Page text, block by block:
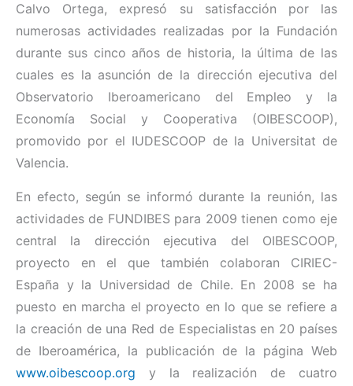
Calvo Ortega, expresó su satisfacción por las
numerosas actividades realizadas por la Fundación
durante sus cinco años de historia, la última de las
cuales es la asunción de la dirección ejecutiva del
Observatorio Iberoamericano del Empleo y la
Economía Social y Cooperativa (OIBESCOOP),
promovido por el IUDESCOOP de la Universitat de
Valencia.
En efecto, según se informó durante la reunión, las
actividades de FUNDIBES para 2009 tienen como eje
central la dirección ejecutiva del OIBESCOOP,
proyecto en el que también colaboran CIRIEC-
España y la Universidad de Chile. En 2008 se ha
puesto en marcha el proyecto en lo que se refiere a
la creación de una Red de Especialistas en 20 países
de Iberoamérica, la publicación de la página Web
www.oibescoop.org y la realización de cuatro